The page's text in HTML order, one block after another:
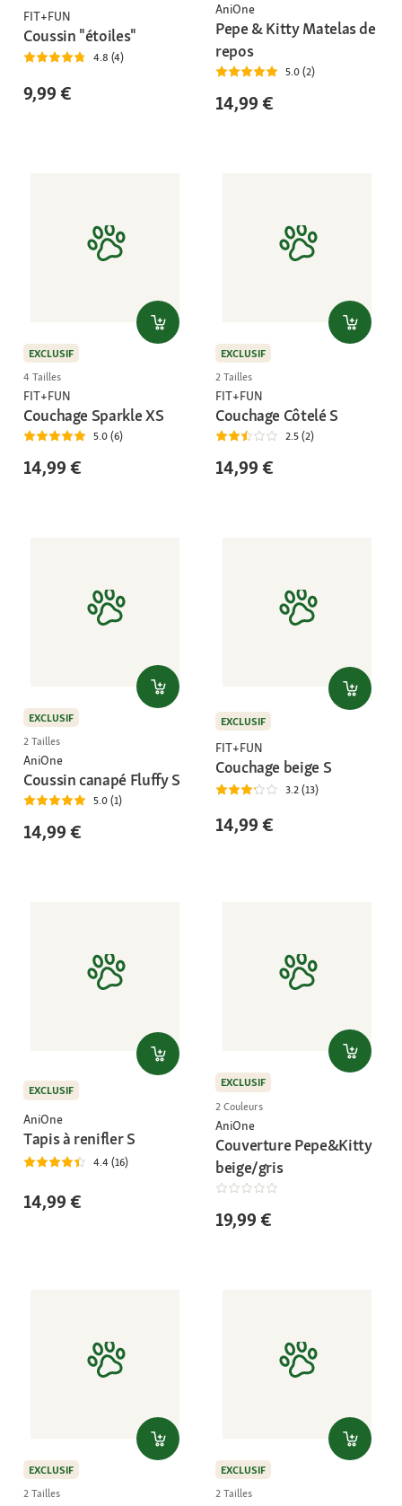
FIT+FUN
Coussin "étoiles"
4.8 (4)
9,99 €
AniOne
Pepe & Kitty Matelas de
repos
5.0 (2)
14,99 €
EXCLUSIF
4 Tailles
FIT+FUN
Couchage Sparkle XS
5.0 (6)
14,99 €
EXCLUSIF
2 Tailles
FIT+FUN
Couchage Côtelé S
2.5 (2)
14,99 €
EXCLUSIF
2 Tailles
AniOne
Coussin canapé Fluffy S
5.0 (1)
14,99 €
EXCLUSIF
FIT+FUN
Couchage beige S
3.2 (13)
14,99 €
EXCLUSIF
AniOne
Tapis à renifler S
4.4 (16)
14,99 €
EXCLUSIF
2 Couleurs
AniOne
Couverture Pepe&Kitty
beige/gris
19,99 €
EXCLUSIF
2 Tailles
EXCLUSIF
2 Tailles